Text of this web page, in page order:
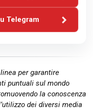
Telegram
per garantire
puntuali sul mondo
la conoscenza
dei diversi media